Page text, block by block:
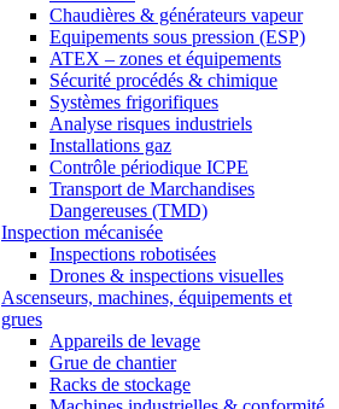
Chaudières & générateurs vapeur
Equipements sous pression (ESP)
ATEX – zones et équipements
Sécurité procédés & chimique
Systèmes frigorifiques
Analyse risques industriels
Installations gaz
Contrôle périodique ICPE
Transport de Marchandises
Dangereuses (TMD)
Inspection mécanisée
Inspections robotisées
Drones & inspections visuelles
Ascenseurs, machines, équipements et
grues
Appareils de levage
Grue de chantier
Racks de stockage